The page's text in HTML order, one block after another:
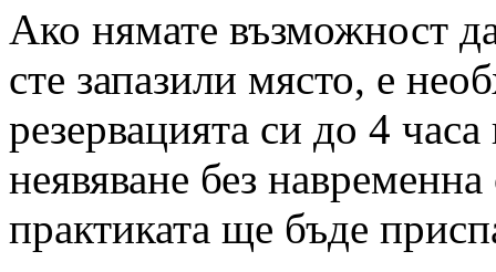
Ако нямате възможност
сте запазили място, е
резервацията си до 4
неявяване без
практиката ще бъде